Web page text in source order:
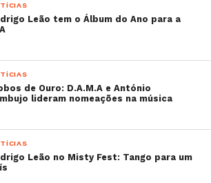
Leão tem o Álbum do Ano para a
de Ouro: D.A.M.A e António
lideram nomeações na música
Leão no Misty Fest: Tango para um